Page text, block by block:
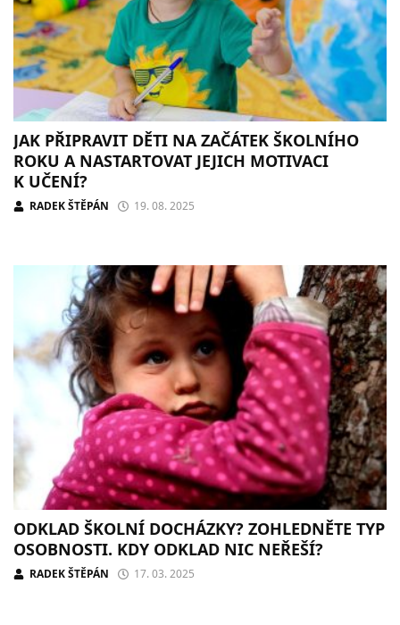
JAK PŘIPRAVIT DĚTI NA ZAČÁTEK ŠKOLNÍHO
ROKU A NASTARTOVAT JEJICH MOTIVACI
K UČENÍ?
RADEK ŠTĚPÁN 19. 08. 2025
ODKLAD ŠKOLNÍ DOCHÁZKY? ZOHLEDNĚTE TYP
OSOBNOSTI. KDY ODKLAD NIC NEŘEŠÍ?
RADEK ŠTĚPÁN 17. 03. 2025